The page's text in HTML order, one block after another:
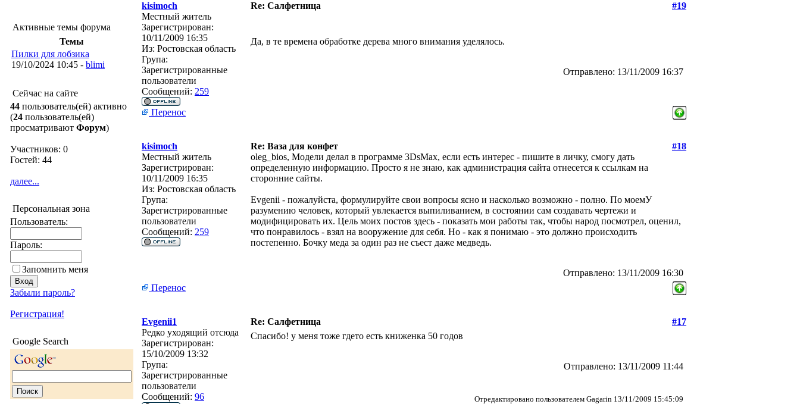
Активные темы форума
Темы
Пилки для лобзика
19/10/2024 10:45 - blimi
Сейчас на сайте
44 пользователь(ей) активно
(24 пользователь(ей)
просматривают Форум)
Участников: 0
Гостей: 44
далее...
Персональная зона
Пользователь:
Пароль:
Запомнить меня
Забыли пароль?
Регистрация!
Google Search
kisimoch Re: Салфетница
#19
Местный житель
Зарегистрирован:
10/11/2009 16:35
Из: Ростовская область
Група:
Зарегистрированные
пользователи
Сообщений: 259
Да, в те времена обработке дерева много внимания уделялось.
Отправлено: 13/11/2009 16:37
Перенос
kisimoch Re: Ваза для конфет
#18
Местный житель
Зарегистрирован:
10/11/2009 16:35
Из: Ростовская область
Група:
Зарегистрированные
пользователи
Сообщений: 259
oleg_bios, Модели делал в программе 3DsMax, если есть интерес - пишите в личку, смогу дать
определенную информацию. Просто я не знаю, как администрация сайта отнесется к ссылкам на
сторонние сайты.
Evgenii - пожалуйста, формулируйте свои вопросы ясно и насколько возможно - полно. По моемУ
разумению человек, который увлекается выпиливанием, в состоянии сам создавать чертежи и
модифицировать их. Цель моих постов здесь - показать мои работы так, чтобы народ посмотрел, оценил,
что понравилось - взял на вооружение для себя. Но - как я понимаю - это должно происходить
постепенно. Бочку меда за один раз не съест даже медведь.
Отправлено: 13/11/2009 16:30
Перенос
Evgenii1 Re: Салфетница
#17
Редко уходящий отсюда
Зарегистрирован:
15/10/2009 13:32
Група:
Зарегистрированные
пользователи
Сообщений: 96
Спасибо! у меня тоже гдето есть книженка 50 годов
Отправлено: 13/11/2009 11:44
Отредактировано пользователем Gagarin 13/11/2009 15:45:09